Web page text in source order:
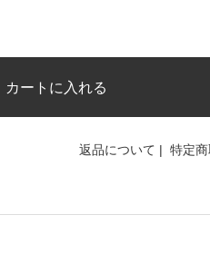
カートに入れる
返品について | 特定